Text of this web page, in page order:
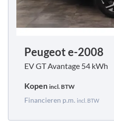
Peugeot e-2008
EV GT Avantage 54 kWh
Kopen incl. BTW
Financieren p.m. incl. BTW